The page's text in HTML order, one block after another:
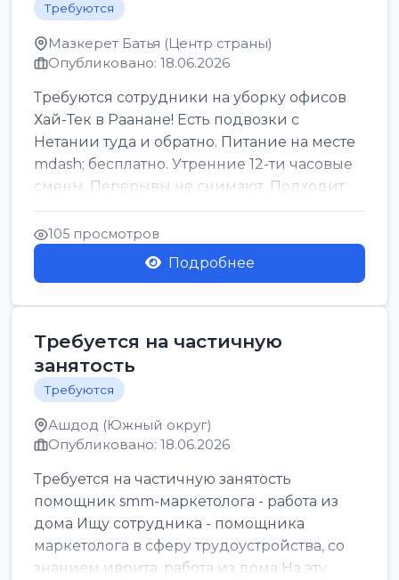
Требуются
Мазкерет Батья (Центр страны)
Опубликовано: 18.06.2026
Требуются сотрудники на уборку офисов
Хай-Тек в Раанане! Есть подвозки с
Нетании туда и обратно. Питание на месте
mdash; бесплатно. Утренние 12-ти часовые
смены. Перерывы не снимают. Подходит
для всех...
105 просмотров
Подробнее
Требуется на частичную
занятость
Требуются
Ашдод (Южный округ)
Опубликовано: 18.06.2026
Требуется на частичную занятость
помощник smm-маркетолога - работа из
дома Ищу сотрудника - помощника
маркетолога в сферу трудоустройства, со
знанием иврита, работа из дома На эту